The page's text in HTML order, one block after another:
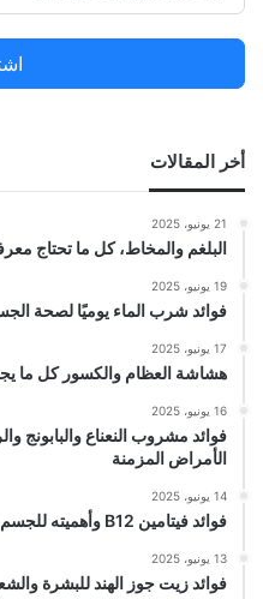
أخر المقالات
21 يونيو، 2025
البلغم والمخاط، كل ما تحتاج
19 يونيو، 2025
فوائد شرب الماء يوميًا لصحة
17 يونيو، 2025
هشاشة العظام والكسور كل ما
16 يونيو، 2025
فوائد مشروب النعناع والبابونج
الأمراض المزمنة
14 يونيو، 2025
فوائد فيتامين B12 وأهميته للجسم والصحة العامة
13 يونيو، 2025
فوائد زيت جوز الهند للبشرة